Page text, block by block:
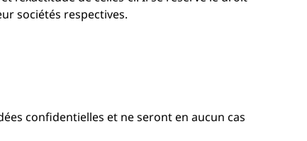
sociétés respectives.
confidentielles et ne seront en aucun cas